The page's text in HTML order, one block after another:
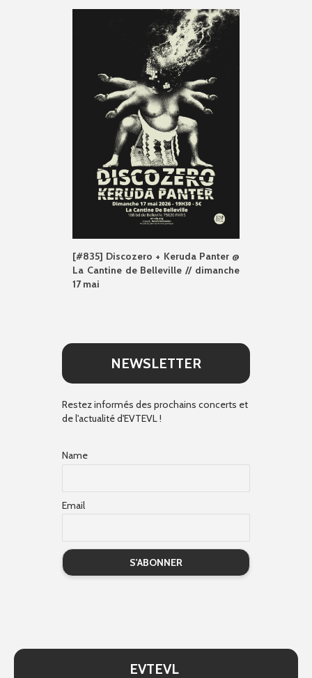
[#835] Discozero + Keruda Panter @
La Cantine de Belleville // dimanche
17 mai
NEWSLETTER
Restez informés des prochains concerts et
de l'actualité d'EVTEVL !
Name
Email
EVTEVL